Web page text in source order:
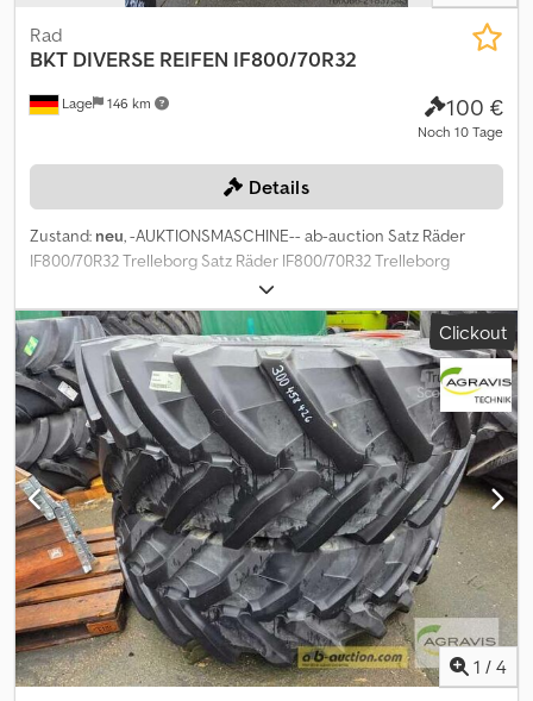
Lage 146 km
Rad
BKT DIVERSE REIFEN IF800/70R32
100 €
Noch 10 Tage
Details
Zustand: neu, -AUKTIONSMASCHINE-- ab-auction Satz Räder
IF800/70R32 Trelleborg Satz Räder IF800/70R32 Trelleborg
TM3000 10-Lochverstellfelge Dwedpfx Ajy Iqu Uoh Tea
Nabendurchmesser 275mm Lochkreis 340mm Einpresstiefe
420mm Auf diese Maschine können Sie Online bieten Der
Startpreis beträgt 100.00 EUR excl. MwSt. Registrieren Sie sich
kostenlos und bieten Sie mit. Hier geht es zur Auktion: ----- -----
Exciting Online Auction! Start bidding on NOW! ab-auction
Clickout
1 / 4